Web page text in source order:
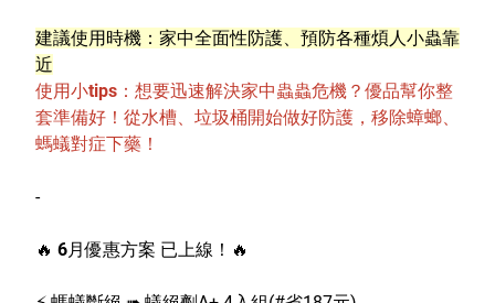
建議使用時機：家中全面性防護、預防各種煩人小蟲靠
近
使用小tips：想要迅速解決家中蟲蟲危機？優品幫你整
套準備好！從水槽、垃圾桶開始做好防護，移除蟑螂、
螞蟻對症下藥！
-
🔥 6月優惠方案 已上線！ 🔥